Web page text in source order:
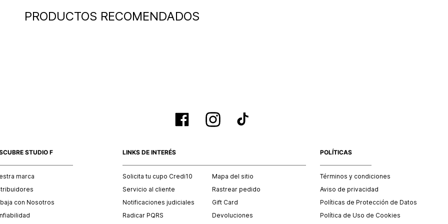
PRODUCTOS RECOMENDADOS
STUDIO F
marca
con Nosotros
LINKS DE INTERÉS
Solicita tu cupo Credi10
Servicio al cliente
Notificaciones judiciales
Radicar PQRS
Mapa del sitio
Rastrear pedido
Gift Card
Devoluciones
POLÍTICAS
Términos y condiciones
Aviso de privacidad
Políticas de Protección de Datos
Política de Uso de Cookies